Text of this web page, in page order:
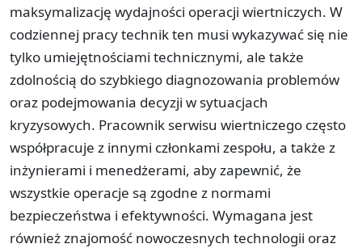
maksymalizację wydajności operacji wiertniczych. W
codziennej pracy technik ten musi wykazywać się nie
tylko umiejętnościami technicznymi, ale także
zdolnością do szybkiego diagnozowania problemów
oraz podejmowania decyzji w sytuacjach
kryzysowych. Pracownik serwisu wiertniczego często
współpracuje z innymi członkami zespołu, a także z
inżynierami i menedżerami, aby zapewnić, że
wszystkie operacje są zgodne z normami
bezpieczeństwa i efektywności. Wymagana jest
również znajomość nowoczesnych technologii oraz